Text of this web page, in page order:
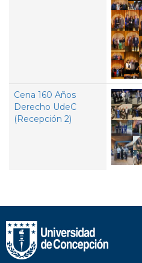
Cena 160 Años
Derecho UdeC
(Recepción 2)